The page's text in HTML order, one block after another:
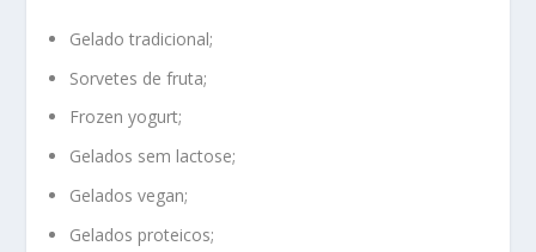
Gelado tradicional;
Sorvetes de fruta;
Frozen yogurt;
Gelados sem lactose;
Gelados vegan;
Gelados proteicos;